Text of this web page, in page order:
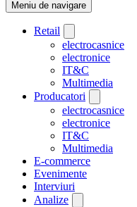
Meniu de navigare
Retail
electrocasnice
electronice
IT&C
Multimedia
Producatori
electrocasnice
electronice
IT&C
Multimedia
E-commerce
Evenimente
Interviuri
Analize